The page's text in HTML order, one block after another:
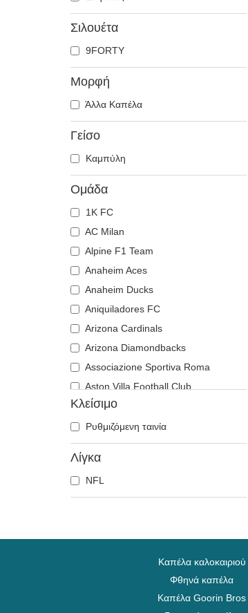
Σιλουέτα
9FORTY
Μορφή
Άλλα Καπέλα
Γείσο
Καμπύλη
Ομάδα
1K FC
AC Milan
Alpine F1 Team
Anaheim Aces
Anaheim Ducks
Aniquiladores FC
Arizona Cardinals
Arizona Diamondbacks
Associazione Sportiva Roma
Aston Villa Football Club
Atlanta Braves
Atlanta Falcons
Atlanta Hawks
Boston Bruins
Boston Celtics
Carolina Panthers
Charlotte Hornets
Chelsea Football Club
Κλείσιμο
Ρυθμιζόμενη ταινία
Λίγκα
NFL
Καπέλα καλοκαιριού
Φθηνά καπέλα
Καπέλα Goorin Bros